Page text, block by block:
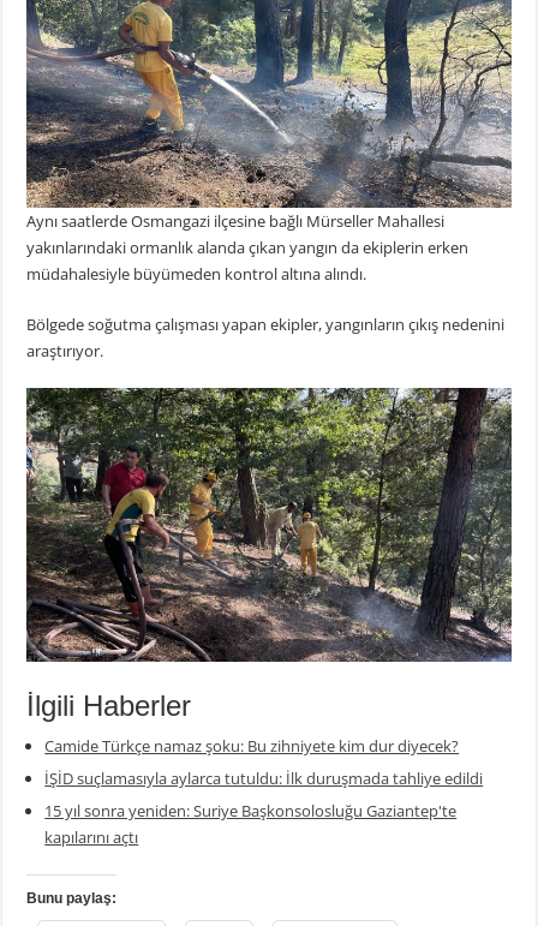
Aynı saatlerde Osmangazi ilçesine bağlı Mürseller Mahallesi
yakınlarındaki ormanlık alanda çıkan yangın da ekiplerin erken
müdahalesiyle büyümeden kontrol altına alındı.
Bölgede soğutma çalışması yapan ekipler, yangınların çıkış nedenini
araştırıyor.
İlgili Haberler
Camide Türkçe namaz şoku: Bu zihniyete kim dur diyecek?
İŞİD suçlamasıyla aylarca tutuldu: İlk duruşmada tahliye edildi
15 yıl sonra yeniden: Suriye Başkonsolosluğu Gaziantep'te
kapılarını açtı
Bunu paylaş: